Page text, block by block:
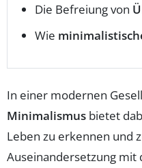
Die Befreiung von
Wie
In einer modernen
Minimalismus bietet
Leben zu erkennen und
Auseinandersetzung mit